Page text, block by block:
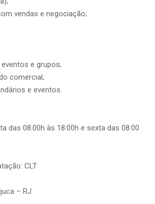
vendas e negociação;
e grupos;
comercial;
e eventos.
das 08:00h às 18:00h e sexta das 08:00
CLT
– RJ